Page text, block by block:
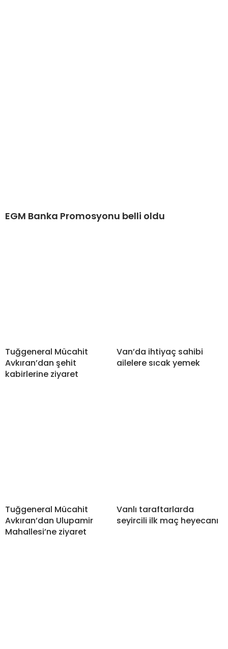
EGM Banka Promosyonu belli oldu
Tuğgeneral Mücahit
Avkıran’dan şehit
kabirlerine ziyaret
Van’da ihtiyaç sahibi
ailelere sıcak yemek
Tuğgeneral Mücahit
Avkıran’dan Ulupamir
Mahallesi’ne ziyaret
Vanlı taraftarlarda
seyircili ilk maç heyecanı